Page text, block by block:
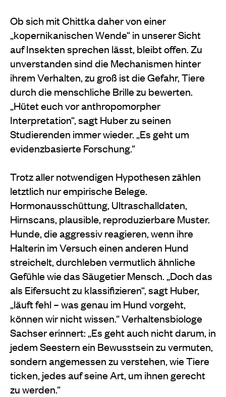
Ob sich mit Chittka daher von einer
„kopernikanischen Wende“ in unserer Sicht
auf Insekten sprechen lässt, bleibt offen. Zu
unverstanden sind die Mechanismen hinter
ihrem Verhalten, zu groß ist die Gefahr, Tiere
durch die menschliche Brille zu bewerten.
„Hütet euch vor anthropomorpher
Interpretation“, sagt Huber zu seinen
Studierenden immer wieder. „Es geht um
evidenzbasierte Forschung.“
Trotz aller notwendigen Hypothesen zählen
letztlich nur empirische Belege.
Hormonausschüttung, Ultraschalldaten,
Hirnscans, plausible, reproduzierbare Muster.
Hunde, die aggressiv reagieren, wenn ihre
Halterin im Versuch einen anderen Hund
streichelt, durchleben vermutlich ähnliche
Gefühle wie das Säugetier Mensch. „Doch das
als Eifersucht zu klassifizieren“, sagt Huber,
„läuft fehl – was genau im Hund vorgeht,
können wir nicht wissen.“ Verhaltensbiologe
Sachser erinnert: „Es geht auch nicht darum, in
jedem Seestern ein Bewusstsein zu vermuten,
sondern angemessen zu verstehen, wie Tiere
ticken, jedes auf seine Art, um ihnen gerecht
zu werden.“